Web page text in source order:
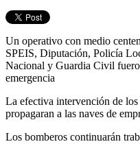
Un operativo con medio
SPEIS, Diputación, Policía
Nacional y Guardia Civil
emergencia
La efectiva intervención de
propagaran a las naves de
Los bomberos continuarán